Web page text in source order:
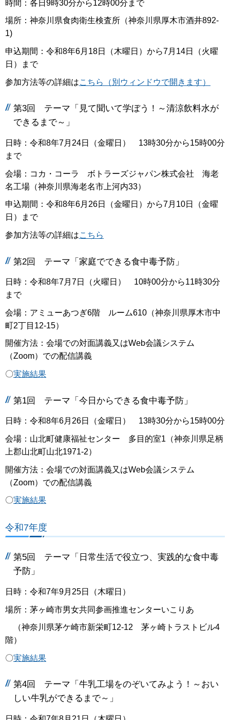
時間：各日9時30分から12時00分まで
場所：神奈川県食肉衛生検査所（神奈川県厚木市酒井892-
1)
申込期間：令和8年6月18日（木曜日）から7月14日（火曜
日）まで
参加方法等の詳細はこちら（別ウィンドウで開きます）
第3回 テーマ「見て聞いて学ぼう！～清涼飲料水が
できるまで～」
日時：令和8年7月24日（金曜日） 13時30分から15時00分
まで
会場：コカ・コーラ ボトラーズジャパン株式会社 海老
名工場（神奈川県海老名市上河内33）
申込期間：令和8年6月26日（金曜日）から7月10日（金曜
日）まで
参加方法等の詳細はこちら
第2回 テーマ「家庭でできる食中毒予防」
日時：令和8年7月7日（火曜日） 10時00分から11時30分
まで
会場：アミューあつぎ6階 ルーム610（神奈川県厚木市中
町2丁目12-15）
開催方法：会場での対面講義又はWeb会議システム
（Zoom）での配信講義
〇実施結果
第1回 テーマ「今日からできる食中毒予防」
日時：令和8年6月26日（金曜日） 13時30分から15時00分
会場：山北町健康福祉センター 多目的室1（神奈川県足柄
上郡山北町山北1971-2）
開催方法：会場での対面講義又はWeb会議システム
（Zoom）での配信講義
〇実施結果
令和7年度
第5回 テーマ「日常生活で役立つ、実践的な食中毒
予防」
日時：令和7年9月25日（木曜日）
場所：茅ヶ崎市男女共同参画推進センターいこりあ
（神奈川県茅ケ崎市新栄町12-12 茅ヶ崎トラストビル4
階）
〇実施結果
第4回 テーマ「牛乳工場をのぞいてみよう！～おい
しい牛乳ができるまで～」